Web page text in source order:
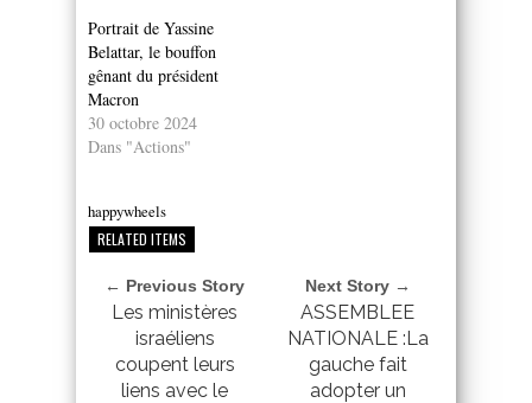
Portrait de Yassine
Belattar, le bouffon
gênant du président
Macron
30 octobre 2024
Dans "Actions"
happywheels
RELATED ITEMS
← Previous Story
Les ministères
israéliens
coupent leurs
liens avec le
Next Story →
ASSEMBLEE
NATIONALE :La
gauche fait
adopter un